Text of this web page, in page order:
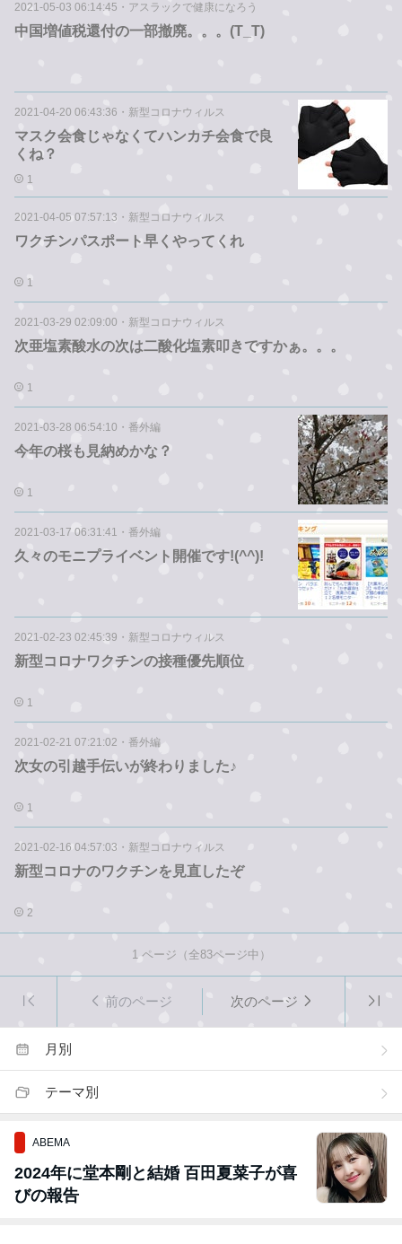
2021-05-03 06:14:45 ・ アスラックで健康になろう
中国増値税還付の一部撤廃。。。(T_T)
2021-04-20 06:43:36 ・ 新型コロナウィルス
マスク会食じゃなくてハンカチ会食で良
くね？
1
2021-04-05 07:57:13 ・ 新型コロナウィルス
ワクチンパスポート早くやってくれ
1
2021-03-29 02:09:00 ・ 新型コロナウィルス
次亜塩素酸水の次は二酸化塩素叩きですかぁ。。。
1
2021-03-28 06:54:10 ・ 番外編
今年の桜も見納めかな？
1
2021-03-17 06:31:41 ・ 番外編
久々のモニプライベント開催です!(^^)!
2021-02-23 02:45:39 ・ 新型コロナウィルス
新型コロナワクチンの接種優先順位
1
2021-02-21 07:21:02 ・ 番外編
次女の引越手伝いが終わりました♪
1
2021-02-16 04:57:03 ・ 新型コロナウィルス
新型コロナのワクチンを見直したぞ
2
1ページ（全83ページ中）
前のページ 次のページ
月別
テーマ別
ABEMA
2024年に堂本剛と結婚 百田夏菜子が喜
びの報告